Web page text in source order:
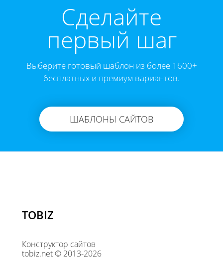
Cделайте
первый шаг
Выберите готовый шаблон из более 1600+
бесплатных и премиум вариантов.
ШАБЛОНЫ САЙТОВ
TOBIZ
Конструктор сайтов
tobiz.net © 2013-2026